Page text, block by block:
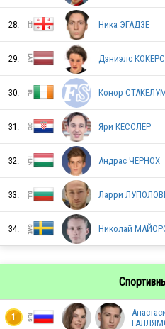
DEN
SVK
RUS
28. Ника ЭГАДЗЕ
29. Дэниэлс КОКЕРС
30. Конор
31. Яри КЕССЛЕР
32. Андрас ЧЕРНОХ
33. Ларри
34. Николай
1